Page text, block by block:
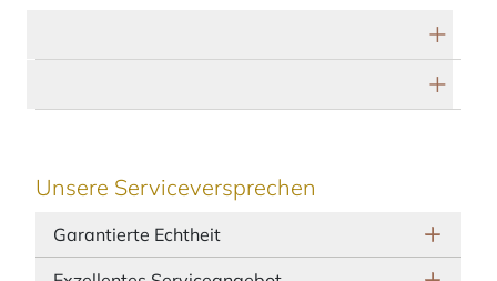
Unsere Serviceversprechen
Garantierte Echtheit